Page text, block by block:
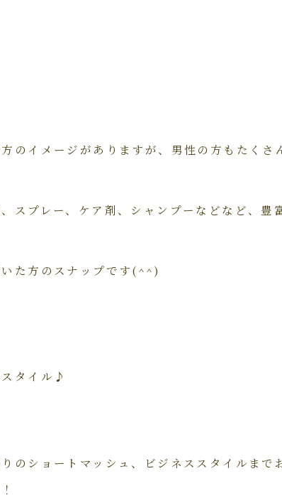
のイメージがありますが、男性の方もたく
スプレー、ケア剤、シャンプーなどなど、豊
た方のスナップです(^^)
タイル♪
のショートマッシュ、ビジネススタイルまで